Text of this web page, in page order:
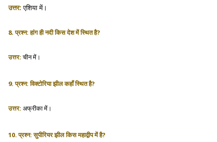
उत्तर: एशिया में।
8. प्रश्न: हांग ही नदी किस देश में स्थित है?
उत्तर:चीन में।
9. प्रश्न: विक्टोरिया झील कहाँ स्थित है?
उत्तर: अफ्रीका में।
10. प्रश्न: सुपीरियर झील किस महाद्वीप में है?